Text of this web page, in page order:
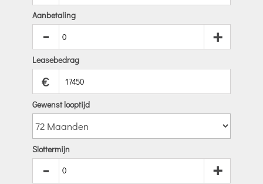
Aanbetaling
- +
Leasebedrag
€
Gewenst looptijd
Slottermijn
- +